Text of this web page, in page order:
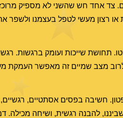
צד אחד חש שהשני לא מספיק
או רצון מעשי לטפל בעצמנו ולשפר
תחושת שייכות ועומק ברגשות.
לרוב מצב שמיים זה מאפשר העמקת
חשיבה בפסים אסתטיים,
להבנה רגשית, ושיחה